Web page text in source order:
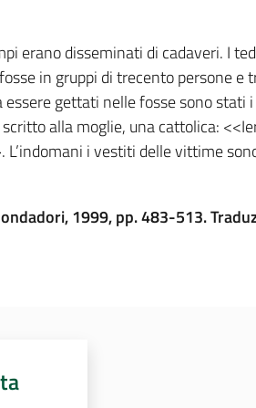
erano disseminati di cadaveri. I
in gruppi di trecento persone e
gettati nelle fosse sono stati
alla moglie, una cattolica:
L’indomani i vestiti delle vittime
1999, pp. 483-513.